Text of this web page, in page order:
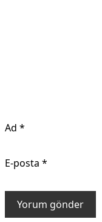
Ad *
E-posta *